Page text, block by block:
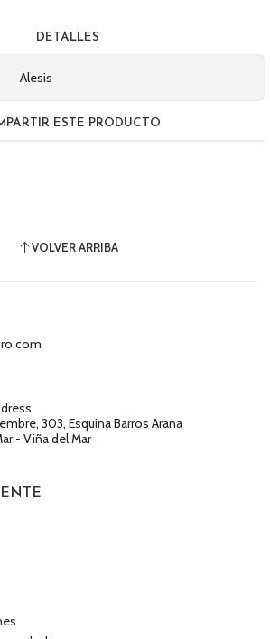
DETALLES
Alesis
ESTE PRODUCTO
VOLVER ARRIBA
303, Esquina Barros Arana
- Viña del Mar